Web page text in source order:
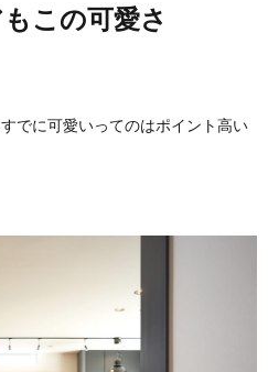
この可愛さ
でに可愛いってのはポイント高い